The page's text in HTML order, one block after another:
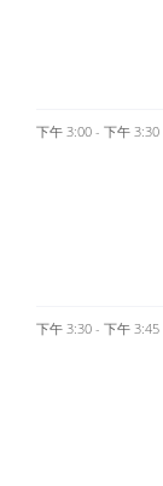
下午 3:00 - 下午 3:30
下午 3:30 - 下午 3:45